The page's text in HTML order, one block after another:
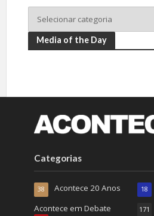
Media of the Day
Categorias
Acontece 20 Anos
38
Acontece em Debate
18
171